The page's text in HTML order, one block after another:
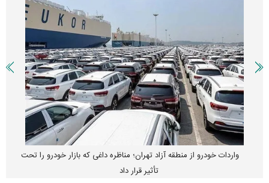
واردات خودرو از منطقه آزاد تهران؛ مناظره داغی که بازار خودرو را تحت
تأثیر قرار داد